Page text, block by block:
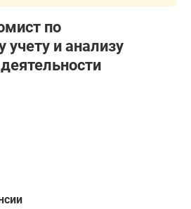
по
учету и анализу